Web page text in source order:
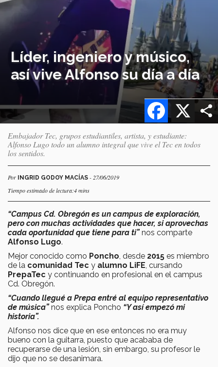
Líder, ingeniero y músico,
así vive Alfonso su día a día
X
Facebook
Embajador Tec, grupos estudiantiles, artista, y estudiante:
Alfonso Lugo todo un alumno integral que vive el Tec en todos
los sentidos.
Por INGRID GODOY MACÍAS - 27/06/2019
Tiempo estimado de lectura:4 mins
“Campus Cd. Obregón es un campus de exploración,
pero con muchas actividades que hacer, si aprovechas
cada oportunidad que tiene para ti”nos comparte
Alfonso Lugo.
Mejor conocido como Poncho , desde 2015 es miembro
de la comunidad Tec y alumno LiFE , cursando
PrepaTec y continuando en profesional en el campus
Cd. Obregón.
“Cuando llegué a Prepa entré al equipo representativo
de música”nos explica Poncho “Y así empezó mi
historia”.
Alfonso nos dice que en ese entonces no era muy
bueno con la guitarra, puesto que acababa de
recuperarse de una lesión, sin embargo, su profesor le
dijo que no se desanimara.